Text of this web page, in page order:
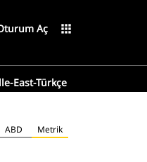
Aç apps
East-Türkçe
ABD Metrik